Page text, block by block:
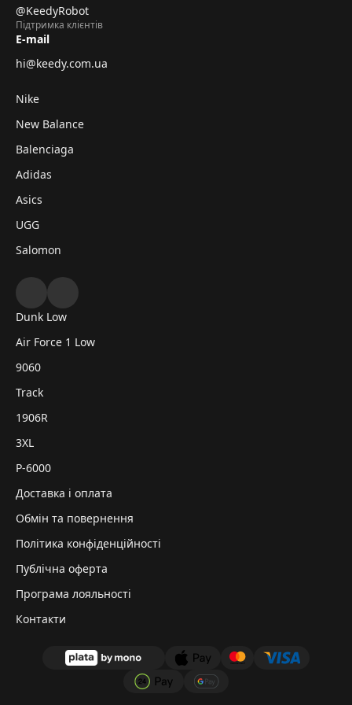
@KeedyRobot
Підтримка клієнтів
E-mail
hi@keedy.com.ua
Nike
New Balance
Balenciaga
Adidas
Asics
UGG
Salomon
Dunk Low
Air Force 1 Low
9060
Track
1906R
3XL
P-6000
Доставка і оплата
Обмін та повернення
Політика конфіденційності
Публічна оферта
Програма лояльності
Контакти